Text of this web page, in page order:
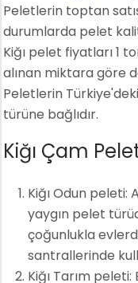
Peletlerin toptan
durumlarda pelet
Kiğı pelet fiyatları 1
alınan miktara göre
Peletlerin
türüne bağlıdır.
Kiğı Çam
Kiğı Odun peleti:
yaygın pelet
çoğunlukla
santrallerinde
Kiğı Tarım